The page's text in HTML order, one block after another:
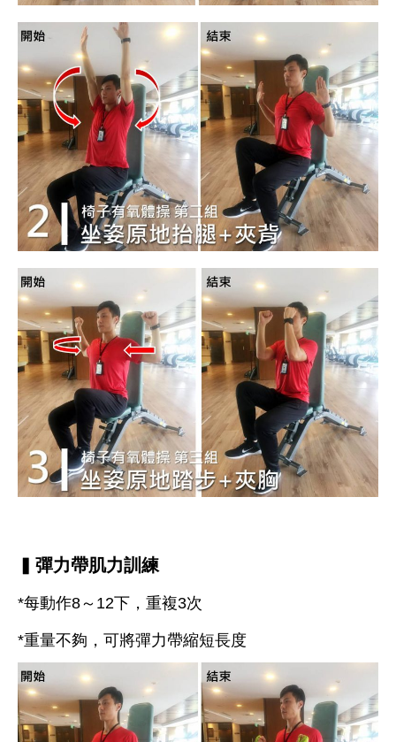
彈力帶肌力訓練
*每動作8～12下，重複3次
*重量不夠，可將彈力帶縮短長度